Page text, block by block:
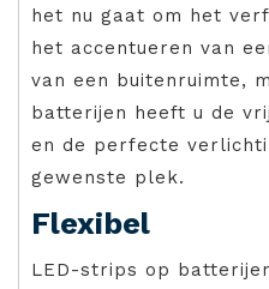
het nu gaat om het
het accentueren van
van een buitenruimte,
batterijen heeft u de
en de perfecte
gewenste plek.
Flexibel
LED-strips op